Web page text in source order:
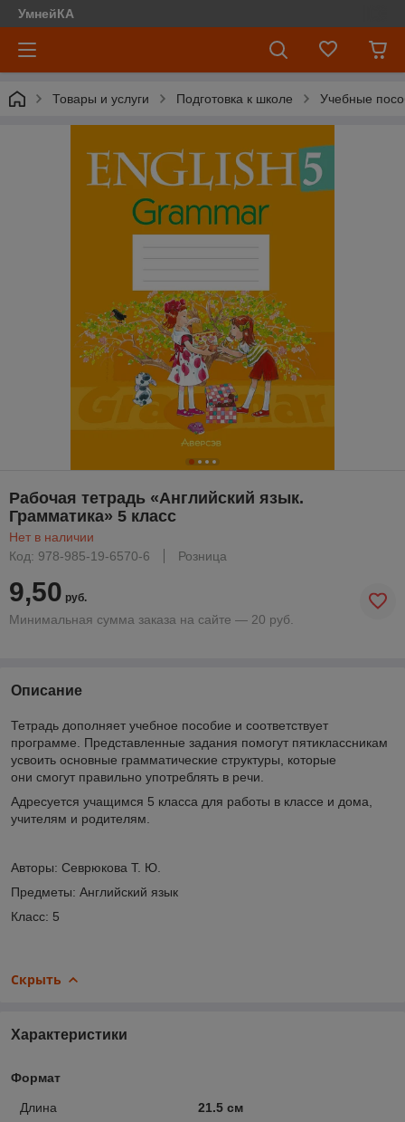
УмнейКА
Товары и услуги Подготовка к школе Учебные
Рабочая тетрадь «Английский язык.
Грамматика» 5 класс
Нет в наличии
Код: 978-985-19-6570-6
Розница
9,50 руб.
Минимальная сумма заказа на сайте — 20 руб.
Описание
Тетрадь дополняет учебное пособие и соответствует
программе. Представленные задания помогут пятиклассникам
усвоить основные грамматические структуры, которые
они смогут правильно употреблять в речи.
Адресуется учащимся 5 класса для работы в классе и дома,
учителям и родителям.
Авторы: Севрюкова Т. Ю.
Предметы: Английский язык
Класс: 5
Скрыть
Характеристики
Формат
Длина
21.5 см